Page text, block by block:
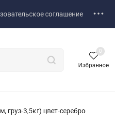
соглашение
Избранное
0
груз-3,5кг) цвет-серебро